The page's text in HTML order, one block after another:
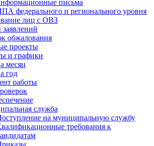
письма
федерального и регионального уровня
лиц с ОВЗ
обжалования
проекты
и графики
месяц
год
работы
служба
на муниципальную службу
требования к